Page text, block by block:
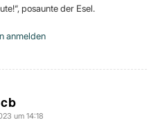
posaunte der Esel.
anmelden
um 14:18